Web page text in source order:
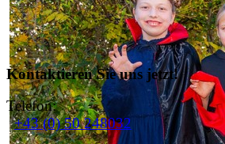
Kontaktieren Sie uns jetzt!
Telefon:
+43 (0) 50 248032